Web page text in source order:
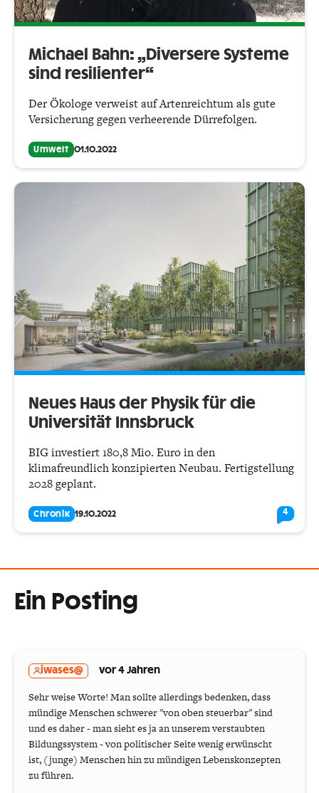
Michael Bahn: „Diversere Systeme
sind resilienter“
Der Ökologe verweist auf Artenreichtum als gute
Versicherung gegen verheerende Dürrefolgen.
Umwelt 01.10.2022
Neues Haus der Physik für die
Universität Innsbruck
BIG investiert 180,8 Mio. Euro in den
klimafreundlich konzipierten Neubau. Fertigstellung
2028 geplant.
Chronik 19.10.2022 4
Ein Posting
iwases@ vor 4 Jahren
Sehr weise Worte! Man sollte allerdings bedenken, dass
mündige Menschen schwerer "von oben steuerbar" sind
und es daher - man sieht es ja an unserem verstaubten
Bildungssystem - von politischer Seite wenig erwünscht
ist, (junge) Menschen hin zu mündigen Lebenskonzepten
zu führen.